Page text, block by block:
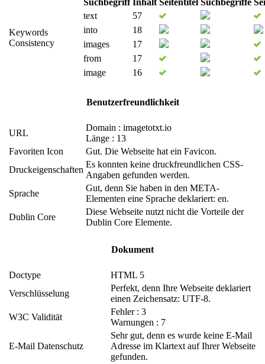
Keywords
Consistency
Suchbegriff Inhalt Seitentitel Suchbegriffe
text
57
into
18
images
17
from
17
image
16
Benutzerfreundlichkeit
URL
Domain : imagetotxt.io
Länge : 13
Favoriten Icon
Gut. Die Webseite hat ein Favicon.
Druckeigenschaften
Es konnten keine druckfreundlichen CSS-
Angaben gefunden werden.
Sprache
Gut, denn Sie haben in den META-
Elementen eine Sprache deklariert: en.
Dublin Core
Diese Webseite nutzt nicht die Vorteile der
Dublin Core Elemente.
Dokument
Doctype
HTML 5
Verschlüsselung
Perfekt, denn Ihre Webseite deklariert
einen Zeichensatz: UTF-8.
W3C Validität
Fehler : 3
Warnungen : 7
E-Mail Datenschutz
Sehr gut, denn es wurde keine E-Mail
Adresse im Klartext auf Ihrer Webseite
gefunden.